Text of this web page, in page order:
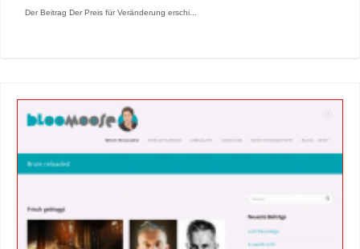
Der Beitrag Der Preis für Veränderung erschi...